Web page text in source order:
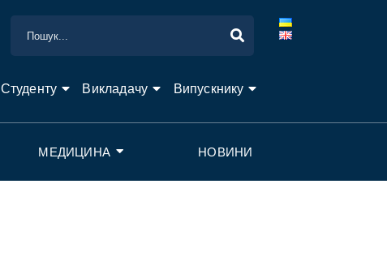
Студенту Викладачу Випускнику
МЕДИЦИНА НОВИНИ